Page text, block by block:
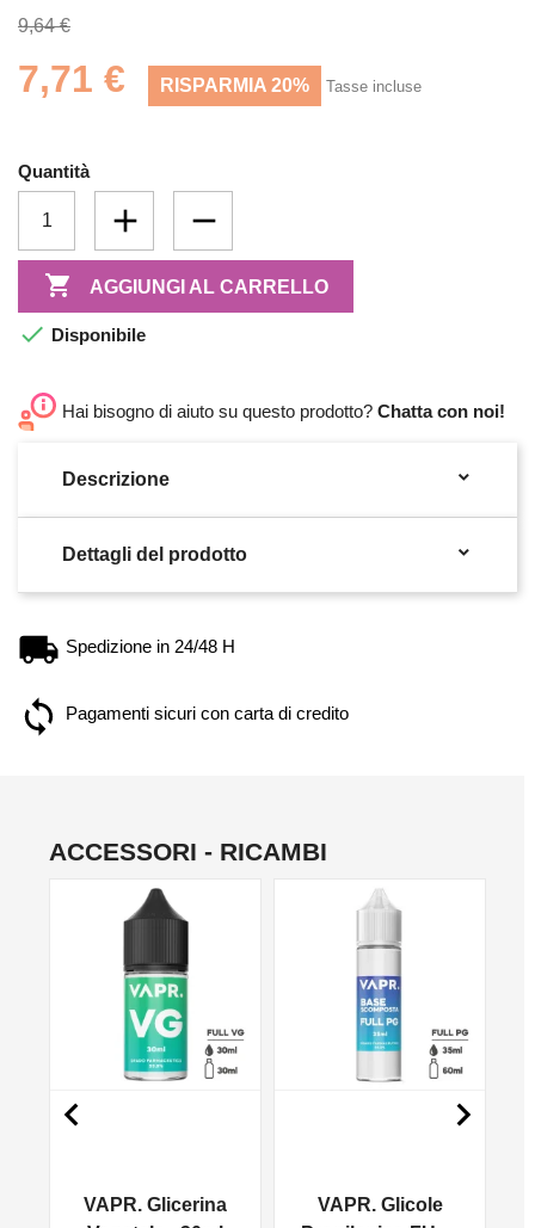
9,64 €
7,71 € RISPARMIA 20% Tasse incluse
Quantità
 AGGIUNGI AL CARRELLO
 Disponibile
Hai bisogno di aiuto su questo prodotto? Chatta con noi!
Descrizione 
Dettagli del prodotto 
Spedizione in 24/48 H
Pagamenti sicuri con carta di credito
ACCESSORI - RICAMBI
VAPR. Glicerina
VAPR. Glicole
 